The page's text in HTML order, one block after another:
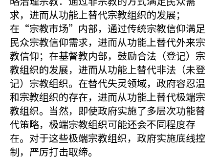
求，进而从功能上替代宗教组织的发展；
在“宗教市场”内部，通过传统宗教信仰满足
民众宗教信仰需求，进而从功能上替代外来宗
教信仰；在基督教内部，鼓励合法（登记）宗
教组织的发展，进而从功能上替代非法（未登
记）宗教组织。在替代失灵领域，政府容忍温
和宗教组织的存在，进而从功能上替代极端宗
教组织。当然，即使政府实施了多层次功能替
代策略，极端宗教组织可能还会不同程度存
在。对于这些极端宗教组织，政府实施底线控
制，严厉打击取缔。